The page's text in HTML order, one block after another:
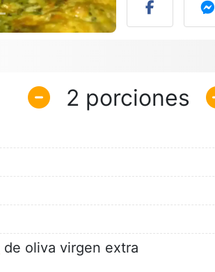
2
de oliva virgen extra